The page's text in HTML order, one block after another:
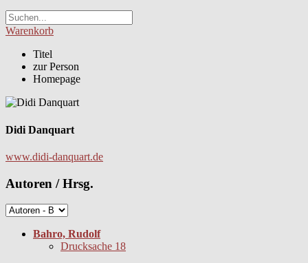
Warenkorb
Titel
zur Person
Homepage
Didi Danquart
www.didi-danquart.de
Autoren / Hrsg.
Bahro, Rudolf
Drucksache 18